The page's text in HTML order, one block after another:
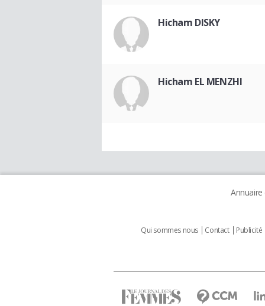
Hicham DISKY
Hicham EL MENZHI
Qui sommes nous Contact Publicité